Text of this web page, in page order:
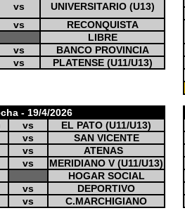
vs
UNIVERSITARIO (U13)
vs
RECONQUISTA
LIBRE
vs
BANCO PROVINCIA
vs PLATENSE (U11/U13)
- 19/4/2026
vs
EL PATO (U11/U13)
vs
SAN VICENTE
vs
ATENAS
vs
MERIDIANO V (U11/U13)
HOGAR SOCIAL
vs
DEPORTIVO
vs C.MARCHIGIANO